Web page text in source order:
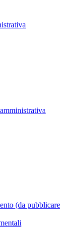
(da pubblicare